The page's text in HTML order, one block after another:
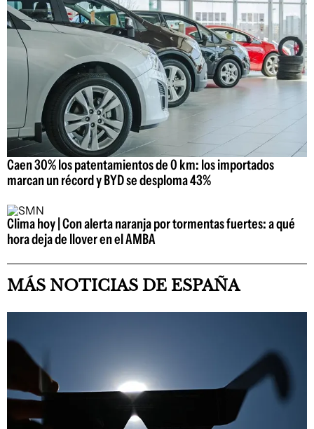
Caen 30% los patentamientos de 0 km: los importados
marcan un récord y BYD se desploma 43%
Clima hoy | Con alerta naranja por tormentas fuertes: a qué
hora deja de llover en el AMBA
MÁS NOTICIAS DE ESPAÑA